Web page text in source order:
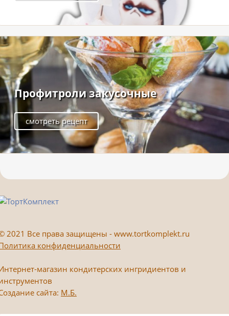
Профитроли закусочные
смотреть рецепт
2021 Все права защищены - www.tortkomplekt.ru
конфиденциальности
магазин кондитерских ингридиентов и
сайта: М.Б.